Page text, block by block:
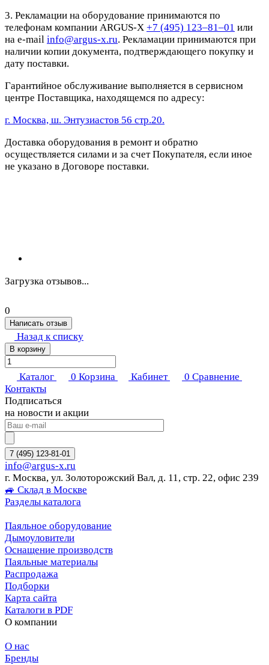
3. Рекламации на оборудование принимаются по
телефонам компании ARGUS-X +7 (495) 123–81–01 или
на e-mail info@argus-x.ru. Рекламации принимаются при
наличии копии документа, подтверждающего покупку и
дату поставки.
Гарантийное обслуживание выполняется в сервисном
центре Поставщика, находящемся по адресу:
г. Москва, ш. Энтузиастов 56 стр.20.
Доставка оборудования в ремонт и обратно
осуществляется силами и за счет Покупателя, если иное
не указано в Договоре поставки.
Загрузка отзывов...
0
Написать отзыв
Назад к списку
В корзину
Каталог 0 Корзина Кабинет 0 Сравнение
Контакты
Подписаться
на новости и акции
7 (495) 123-81-01
info@argus-x.ru
г. Москва, ул. Золоторожский Вал, д. 11, стр. 22, офис 239
🚙 Склад в Москве
Разделы каталога
Паяльное оборудование
Дымоуловители
Оснащение производств
Паяльные материалы
Распродажа
Подборки
Карта сайта
Каталоги в PDF
О компании
О нас
Бренды